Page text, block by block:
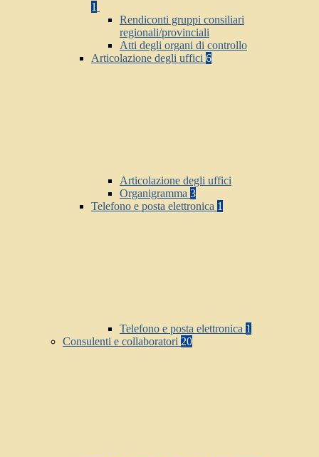
1
Rendiconti gruppi consiliari
regionali/provinciali
Atti degli organi di controllo
Articolazione degli uffici 6
Articolazione degli uffici
Organigramma 3
Telefono e posta elettronica 1
Telefono e posta elettronica 1
Consulenti e collaboratori 20